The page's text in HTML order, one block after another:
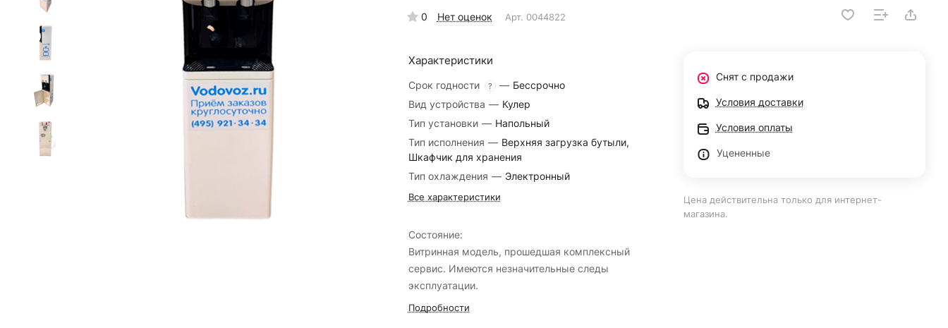
0 Нет оценок Арт. 0044822
Характеристики
Срок годности ? — Бессрочно
Вид устройства — Кулер
Тип установки — Напольный
Тип исполнения — Верхняя загрузка бутыли,
Шкафчик для хранения
Тип охлаждения — Электронный
Все характеристики
Сoстoяние:
Витринная модель, прошедшая комплексный
сервис. Имеются незначительные следы
эксплуатации.
Подробности
Снят с продажи
Условия доставки
Условия оплаты
Уцененные
Цена действительна только для интернет-
магазина.